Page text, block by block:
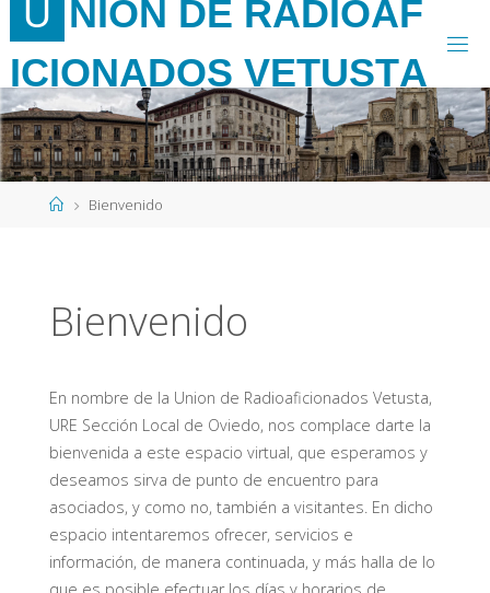
al
contenido
U N ÓN DE RAD OAF
ICIONADOS VETUSTA
PáginaBienvenido
Bienvenido
En nombre de la Union de Radioaficionados Vetusta,
URE Sección Local de Oviedo, nos complace darte la
bienvenida a este espacio virtual, que esperamos y
deseamos sirva de punto de encuentro para
asociados, y como no, también a visitantes. En dicho
espacio intentaremos ofrecer, servicios e
información, de manera continuada, y más halla de lo